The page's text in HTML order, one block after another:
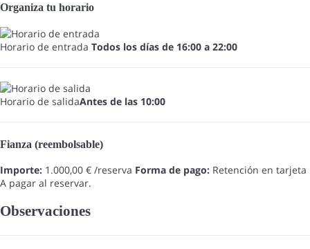
Organiza tu horario
Horario de entrada Todos los días de 16:00 a 22:00
Horario de salidaAntes de las 10:00
Fianza (reembolsable)
Importe: 1.000,00 € /reserva Forma de pago: Retención en tarjeta
A pagar al reservar.
Observaciones